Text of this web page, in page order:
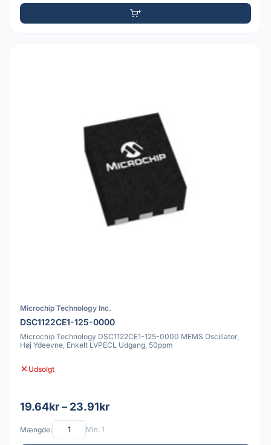
Microchip Technology Inc.
DSC1122CE1-125-0000
Microchip Technology DSC1122CE1-125-0000 MEMS Oscillator,
Høj Ydeevne, Enkelt LVPECL Udgang, 50ppm
Udsolgt
19.64kr – 23.91kr
Mængde: Min: 1